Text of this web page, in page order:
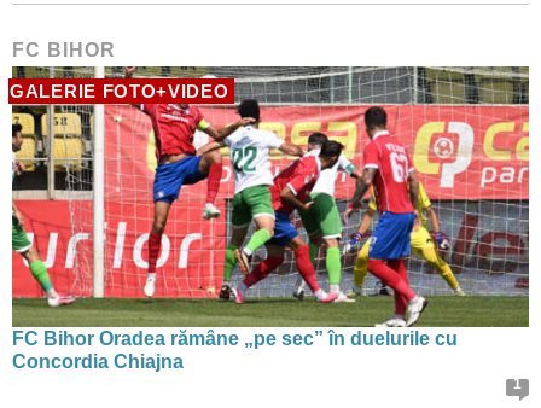
FC BIHOR
GALERIE FOTO+VIDEO
FC Bihor Oradea rămâne „pe sec” în duelurile cu
Concordia Chiajna
1